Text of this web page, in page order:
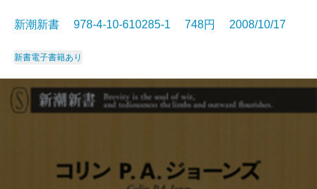
新潮新書 978-4-10-610285-1 748円 2008/10/17
新書電子書籍あり